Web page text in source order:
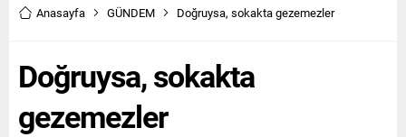
Anasayfa GÜNDEM Doğruysa, sokakta gezemezler
Doğruysa, sokakta
gezemezler